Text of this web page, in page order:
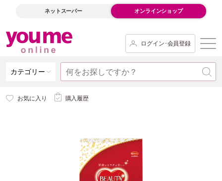
ネットスーパー オンラインショップ
ログイン･会員登録
カテゴリー
お気に入り 購入履歴